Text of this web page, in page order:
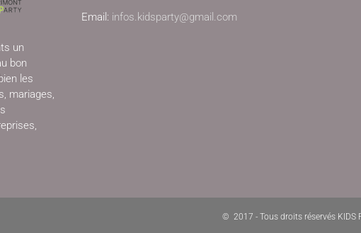
un
bon
les
mariages,
Email: infos.kidsparty@gmail.com
© 2017 - Tous droits réservés KIDS